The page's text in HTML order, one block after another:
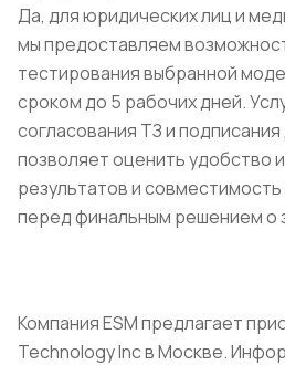
Да, для юридических лиц и
мы предоставляем
тестирования выбранной
сроком до 5 рабочих дней.
согласования ТЗ и
позволяет оценить удобство
результатов и
перед финальным решением о
Компания ESM предлагает
Technology Inc в Москве.